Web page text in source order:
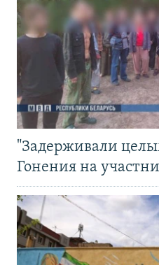
"Задерживали
Гонения на